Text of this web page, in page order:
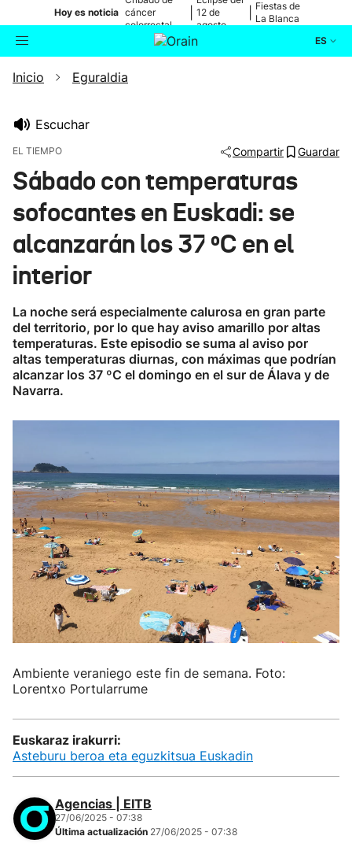
Hoy es noticia cáncer
colorrectal
12 de
agosto
Fiestas de
La Blanca
ES
Buscador
Ikusmiran
Eguraldia
Inicio Eguraldia
Escuchar
EL TIEMPO Compartir Guardar
Sábado con temperaturas
sofocantes en Euskadi: se
alcanzarán los 37 ºC en el
interior
La noche será especialmente calurosa en gran parte
del territorio, por lo que hay aviso amarillo por altas
temperaturas. Este episodio se suma al aviso por
altas temperaturas diurnas, con máximas que podrían
alcanzar los 37 ºC el domingo en el sur de Álava y de
Navarra.
Ambiente veraniego este fin de semana. Foto:
Lorentxo Portularrume
Euskaraz irakurri:
Asteburu beroa eta eguzkitsua Euskadin
Agencias | EITB
27/06/2025 - 07:38
Última actualización 27/06/2025 - 07:38